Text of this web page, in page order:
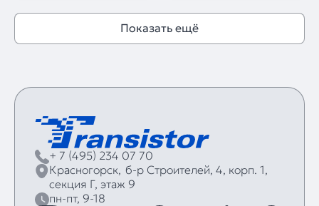
Показать ещё
+ 7 (495) 234 07 70
Красногорск, б‑р Строителей, 4, корп. 1,
секция Г, этаж 9
пн-пт, 9-18